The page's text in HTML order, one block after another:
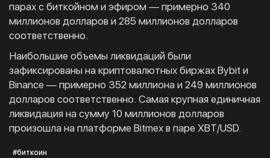
парах с биткойном и эфиром — примерно 340
миллионов долларов и 285 миллионов долларов
соответственно.
Наибольшие объемы ликвидаций были
зафиксированы на криптовалютных биржах Bybit и
Binance — примерно 352 миллиона и 249 миллионов
долларов соответственно. Самая крупная единичная
ликвидация на сумму 10 миллионов долларов
произошла на платформе Bitmex в паре XBT/USD.
#биткоин